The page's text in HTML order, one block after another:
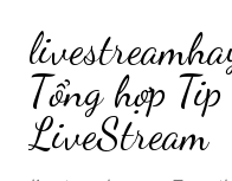
Skip
Tổng hợp Tip
LiveStream